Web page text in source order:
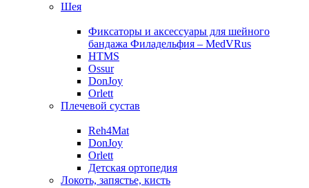
Шея
Фиксаторы и аксессуары для шейного
бандажа Филадельфия – MedVRus
HTMS
Ossur
DonJoy
Orlett
Плечевой сустав
Reh4Mat
DonJoy
Orlett
Детская ортопедия
Локоть, запястье, кисть